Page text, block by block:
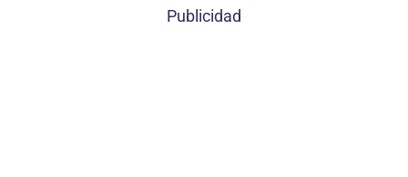
Publicidad